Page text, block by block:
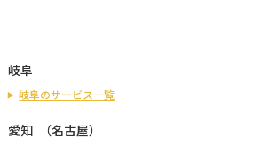
岐阜
岐阜のサービス一覧
愛知 （名古屋）